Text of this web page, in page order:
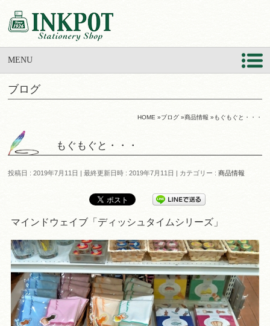
MENU
ブログ
HOME »ブログ»商品情報 » もぐもぐと・・・
もぐもぐと・・・
投稿日 : 2019年7月11日 最終更新日時 : 2019年7月11日 カテゴリー :商品情報
マインドウェイブ「ディッシュタイムシリーズ」